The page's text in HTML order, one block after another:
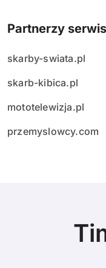
Partnerzy
skarby-swiata.pl
skarb-kibica.pl
mototelewizja.pl
przemyslowcy.com